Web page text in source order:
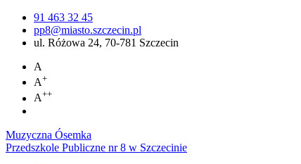
91 463 32 45
pp8@miasto.szczecin.pl
ul. Różowa 24, 70-781 Szczecin
A
A+
A++
Muzyczna Ósemka
Przedszkole Publiczne nr 8 w Szczecinie